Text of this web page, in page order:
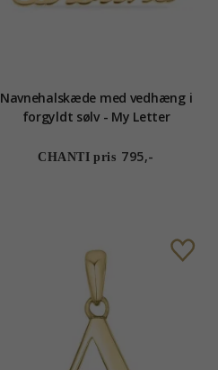
Navnehalskæde med vedhæng i
forgyldt sølv - My Letter
CHANTI pris 795,-